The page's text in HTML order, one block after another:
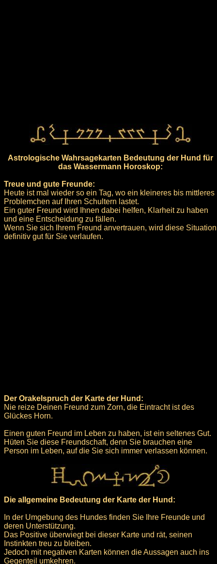
Astrologische Wahrsagekarten Bedeutung der Hund für
das Wassermann Horoskop:
Treue und gute Freunde:
Heute ist mal wieder so ein Tag, wo ein kleineres bis mittleres
Problemchen auf Ihren Schultern lastet.
Ein guter Freund wird Ihnen dabei helfen, Klarheit zu haben
und eine Entscheidung zu fällen.
Wenn Sie sich Ihrem Freund anvertrauen, wird diese Situation
definitiv gut für Sie verlaufen.
Der Orakelspruch der Karte der Hund:
Nie reize Deinen Freund zum Zorn, die Eintracht ist des
Glückes Horn.
Einen guten Freund im Leben zu haben, ist ein seltenes Gut.
Hüten Sie diese Freundschaft, denn Sie brauchen eine
Person im Leben, auf die Sie sich immer verlassen können.
Die allgemeine Bedeutung der Karte der Hund:
In der Umgebung des Hundes finden Sie Ihre Freunde und
deren Unterstützung.
Das Positive überwiegt bei dieser Karte und rät, seinen
Instinkten treu zu bleiben.
Jedoch mit negativen Karten können die Aussagen auch ins
Gegenteil umkehren.